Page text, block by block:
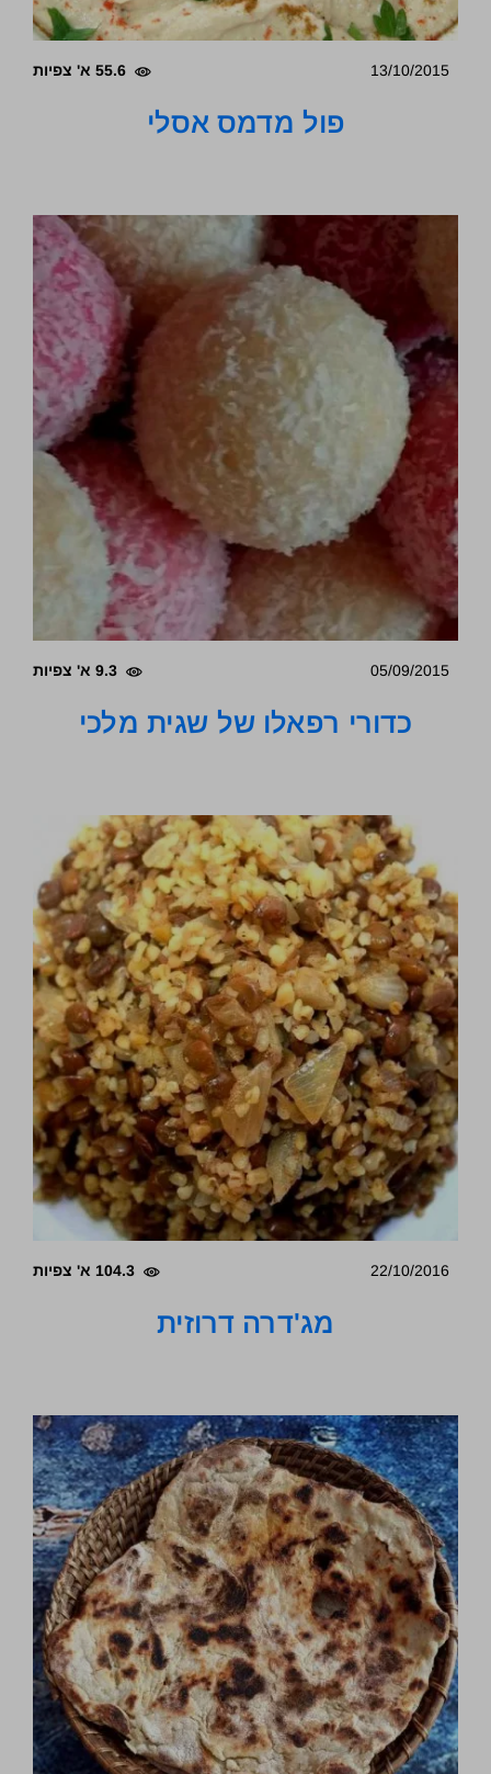
13/10/2015 55.6 א' צפיות
פול מדמס אסלי
05/09/2015 9.3 א' צפיות
כדורי רפאלו של שגית מלכי
22/10/2016 104.3 א' צפיות
מג'דרה דרוזית